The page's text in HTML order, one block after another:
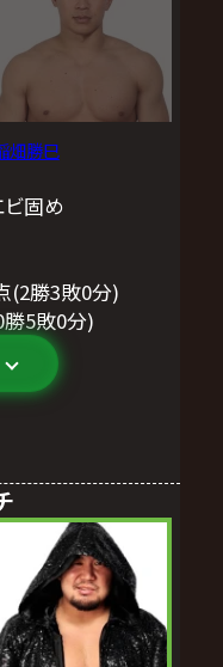
畑勝巳
固め
(2勝3敗0分)
勝5敗0分)